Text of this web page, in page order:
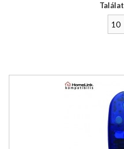
10